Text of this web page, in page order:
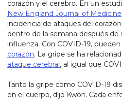
corazón y el cerebro. En un
New England Journal of Medicine
incidencia de ataques del
dentro de la semana después de
influenza. Con COVID-19,
corazón. La gripe se ha
ataque cerebral, al igual que
Tanto la gripe como COVID-19
en el cuerpo, dijo Kwon. Cada